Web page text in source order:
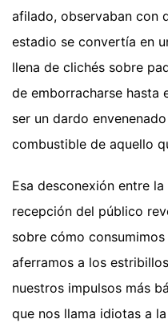
afilado, observaban con
estadio se convertía en
llena de clichés sobre
de emborracharse hasta
ser un dardo
combustible de aquello
Esa desconexión entre
recepción del público
sobre cómo
aferramos a los
nuestros impulsos más
que nos llama idiotas a